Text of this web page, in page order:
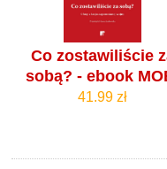
Co zostawiliście
sobą? - ebook
41.99 zł